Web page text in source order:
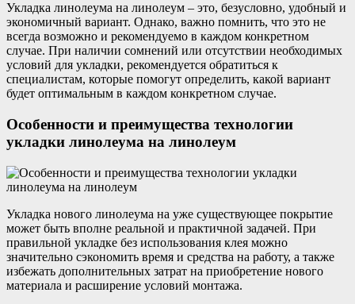
Укладка линолеума на линолеум – это, безусловно, удобный и
экономичный вариант. Однако, важно помнить, что это не
всегда возможно и рекомендуемо в каждом конкретном
случае. При наличии сомнений или отсутствии необходимых
условий для укладки, рекомендуется обратиться к
специалистам, которые помогут определить, какой вариант
будет оптимальным в каждом конкретном случае.
Особенности и преимущества технологии
укладки линолеума на линолеум
Укладка нового линолеума на уже существующее покрытие
может быть вполне реальной и практичной задачей. При
правильной укладке без использования клея можно
значительно сэкономить время и средства на работу, а также
избежать дополнительных затрат на приобретение нового
материала и расширение условий монтажа.